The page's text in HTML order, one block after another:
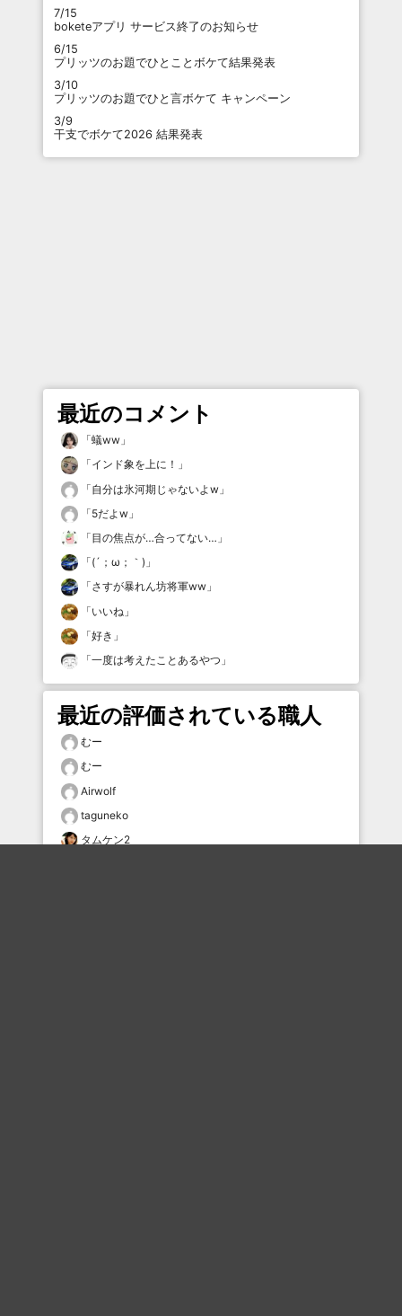
7/15
boketeアプリ サービス終了のお知らせ
6/15
プリッツのお題でひとことボケて結果発表
3/10
プリッツのお題でひと言ボケて キャンペーン
3/9
干支でボケて2026 結果発表
最近のコメント
「蟻ww 」
「インド象を上に！ 」
「自分は氷河期じゃないよw 」
「5だよw 」
「目の焦点が…合ってない… 」
「(´；ω；｀) 」
「さすが暴れん坊将軍ww 」
「いいね 」
「好き 」
「一度は考えたことあるやつ 」
最近の評価されている職人
むー
むー
Airwolf
taguneko
タムケン2